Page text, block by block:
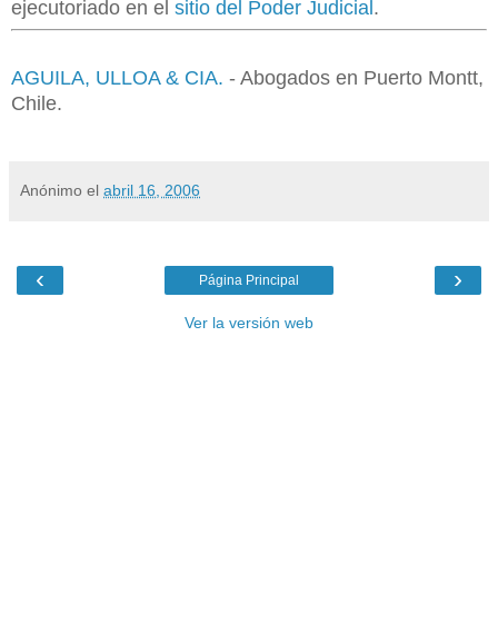
ejecutoriado en el sitio del Poder Judicial.
AGUILA, ULLOA & CIA. - Abogados en Puerto Montt,
Chile.
Anónimo el abril 16, 2006
‹ ›
Página Principal
Ver la versión web